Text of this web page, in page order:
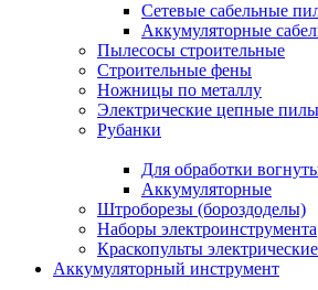
Сетевые сабельные
Аккумуляторные
Пылесосы строительные
Строительные фены
Ножницы по металлу
Электрические цепные пилы
Рубанки
Для обработки
Аккумуляторные
Штроборезы (бороздоделы)
Наборы электроинструмента
Краскопульты электрические
Аккумуляторный инструмент